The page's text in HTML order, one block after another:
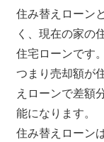
住み替えローン
く、現在の家の
住宅ローンです。
つまり売却額が
えローンで差額
能になります。
住み替えローン